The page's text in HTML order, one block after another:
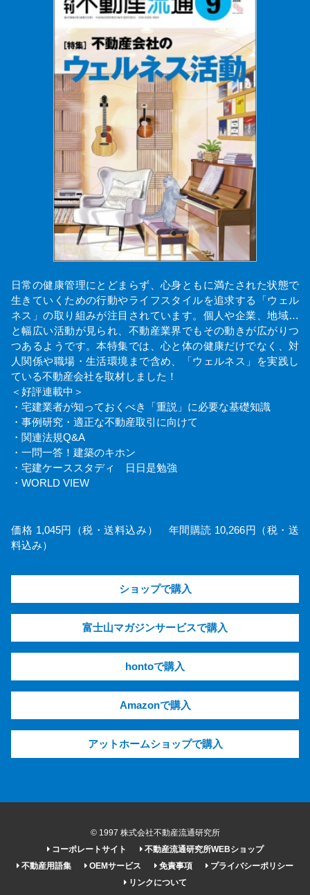
日常の健康管理にとどまらず、心身ともに満たされた状態で
生きていくための行動やライフスタイルを追求する「ウェル
ネス」の取り組みが注目されています。個人や企業、地域…
と幅広い活動が見られ、不動産業界でもその動きが広がりつ
つあるようです。本特集では、心と体の健康だけでなく、対
人関係や職場・生活環境まで含め、「ウェルネス」を実践し
ている不動産会社を取材しました！
＜好評連載中＞
・宅建業者が知っておくべき「重説」に必要な基礎知識
・事例研究・適正な不動産取引に向けて
・関連法規Q&A
・一問一答！建築のキホン
・宅建ケーススタディ 日日是勉強
・WORLD VIEW
価格 1,045円（税・送料込み） 年間購読 10,266円（税・送
料込み）
ショップで購入
富士山マガジンサービスで購入
hontoで購入
Amazonで購入
アットホームショップで購入
© 1997 株式会社不動産流通研究所
コーポレートサイト
不動産流通研究所WEBショップ
不動産用語集
OEMサービス 免責事項
プライバシーポリシー
リンクについて